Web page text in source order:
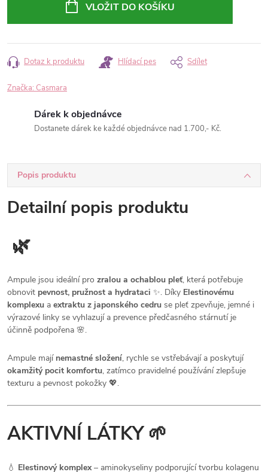
VLOŽIT DO KOŠÍKU
Dotaz k produktu Hlídací pes Sdílet
Značka: Casmara
Dárek k objednávce
Dostanete dárek ke každé objednávce nad 1.700,- Kč.
Popis produktu
Detailní popis produktu
🌿
Ampule jsou ideální pro zralou a ochablou pleť, která potřebuje
obnovit pevnost, pružnost a hydrataci ✨. Díky Elestinovému
komplexu a extraktu z japonského cedru se pleť zpevňuje, jemné i
výrazové linky se vyhlazují a prevence předčasného stárnutí je
účinně podpořena 🌸.
Ampule mají nemastné složení, rychle se vstřebávají a poskytují
okamžitý pocit komfortu, zatímco pravidelné používání zlepšuje
texturu a pevnost pokožky 💖.
AKTIVNÍ LÁTKY 🌱
💧 Elestinový komplex– aminokyseliny podporující tvorbu kolagenu